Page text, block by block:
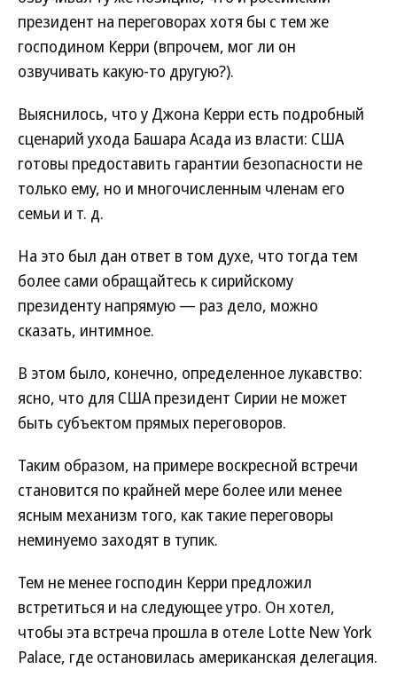
президент на переговорах хотя бы с тем же
господином Керри (впрочем, мог ли он
озвучивать какую-то другую?).
Выяснилось, что у Джона Керри есть подробный
сценарий ухода Башара Асада из власти: США
готовы предоставить гарантии безопасности не
только ему, но и многочисленным членам его
семьи и т. д.
На это был дан ответ в том духе, что тогда тем
более сами обращайтесь к сирийскому
президенту напрямую — раз дело, можно
сказать, интимное.
В этом было, конечно, определенное лукавство:
ясно, что для США президент Сирии не может
быть субъектом прямых переговоров.
Таким образом, на примере воскресной встречи
становится по крайней мере более или менее
ясным механизм того, как такие переговоры
неминуемо заходят в тупик.
Тем не менее господин Керри предложил
встретиться и на следующее утро. Он хотел,
чтобы эта встреча прошла в отеле Lotte New York
Palace, где остановилась американская делегация.